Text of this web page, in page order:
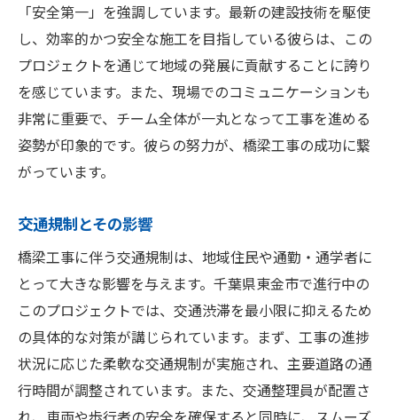
「安全第一」を強調しています。最新の建設技術を駆使
し、効率的かつ安全な施工を目指している彼らは、この
プロジェクトを通じて地域の発展に貢献することに誇り
を感じています。また、現場でのコミュニケーションも
非常に重要で、チーム全体が一丸となって工事を進める
姿勢が印象的です。彼らの努力が、橋梁工事の成功に繋
がっています。
交通規制とその影響
橋梁工事に伴う交通規制は、地域住民や通勤・通学者に
とって大きな影響を与えます。千葉県東金市で進行中の
このプロジェクトでは、交通渋滞を最小限に抑えるため
の具体的な対策が講じられています。まず、工事の進捗
状況に応じた柔軟な交通規制が実施され、主要道路の通
行時間が調整されています。また、交通整理員が配置さ